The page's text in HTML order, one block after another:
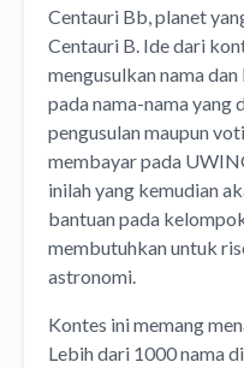
Centauri Bb, planet
Centauri B. Ide dari
mengusulkan nama
pada nama-nama yang
pengusulan maupun
membayar pada
inilah yang kemudian
bantuan pada
membutuhkan untuk
astronomi.
Kontes ini memang
Lebih dari 1000 nama